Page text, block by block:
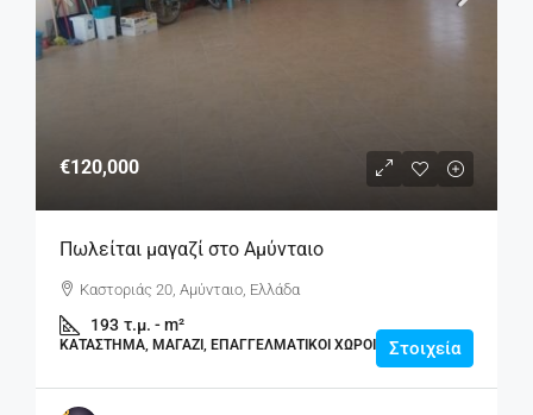
€120,000
Πωλείται μαγαζί στο Αμύνταιο
Καστοριάς 20, Αμύνταιο, Ελλάδα
193 τ.μ. - m²
ΚΑΤΆΣΤΗΜΑ, ΜΑΓΑΖΊ, ΕΠΑΓΓΕΛΜΑΤΙΚΟΊ ΧΏΡΟΙ Στοιχεία